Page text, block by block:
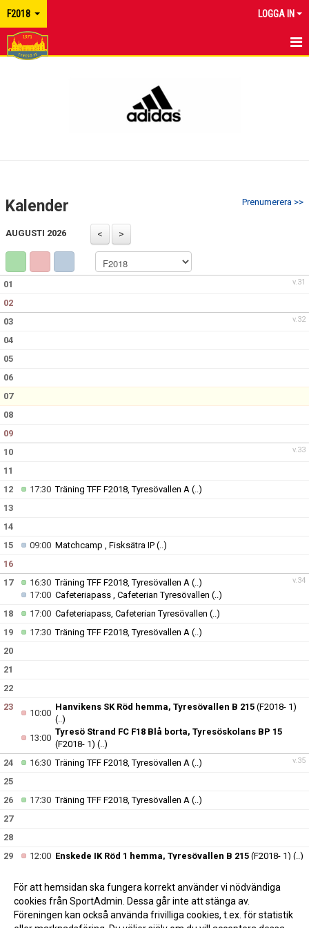
F2018 LOGGA IN
KONTAKT
Prenumerera >>
Kalender
AUGUSTI 2026
v.31
01
02
v.32
03
04
05
06
07
08
09
v.33
10
11
12
17:30Träning TFF F2018, Tyresövallen A (..)
13
14
15
09:00 Matchcamp , Fisksätra IP (..)
16
v.34
17 16:30Träning TFF F2018, Tyresövallen A (..)
17:00 Cafeteriapass , Cafeterian Tyresövallen (..)
18
17:00 Cafeteriapass, Cafeterian Tyresövallen (..)
19
17:30Träning TFF F2018, Tyresövallen A (..)
20
21
22
23
10:00
Hanvikens SK Röd hemma, Tyresövallen B 215 (F2018- 1)
(..)
13:00
Tyresö Strand FC F18 Blå borta, Tyresöskolans BP 15
(F2018- 1) (..)
v.35
24 16:30Träning TFF F2018, Tyresövallen A (..)
25
26
17:30Träning TFF F2018, Tyresövallen A (..)
27
28
29
12:00 Enskede IK Röd 1 hemma, Tyresövallen B 215 (F2018- 1) (..)
16:30Träning TFF F2018, Tyresövallen A (..)
För att hemsidan ska fungera korrekt använder vi nödvändiga
cookies från SportAdmin. Dessa går inte att stänga av.
Föreningen kan också använda frivilliga cookies, t.ex. för statistik